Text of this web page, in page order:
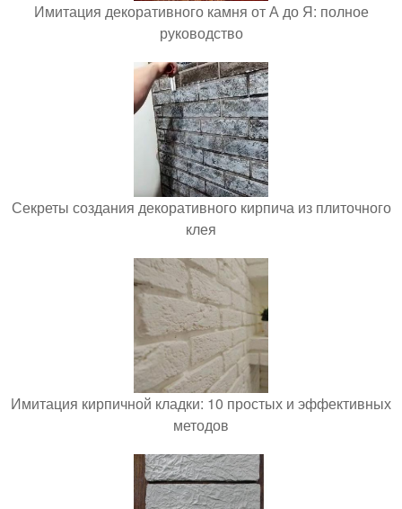
Имитация декоративного камня от А до Я: полное
руководство
Секреты создания декоративного кирпича из плиточного
клея
Имитация кирпичной кладки: 10 простых и эффективных
методов